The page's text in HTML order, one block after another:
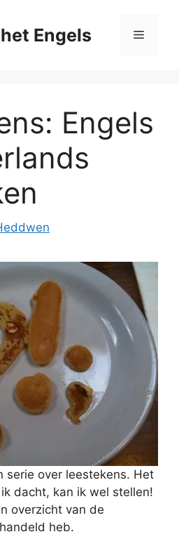
Engels Menu
Engels
serie over leestekens. Het
dacht, kan ik wel stellen!
overzicht van de
heb.